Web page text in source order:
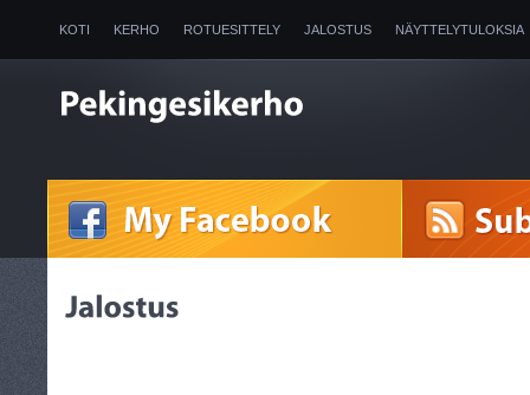
KOTI KERHO ROTUESITTELY JALOSTUS NÄYTTELYTULOKSIA
2025